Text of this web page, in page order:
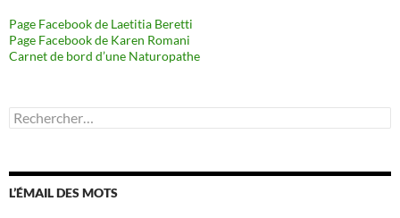
Page Facebook de Laetitia Beretti
Page Facebook de Karen Romani
Carnet de bord d’une Naturopathe
Rechercher :
L’ÉMAIL DES MOTS